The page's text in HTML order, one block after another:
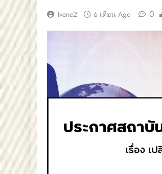
Ivene2 6 เดือน Ago 0